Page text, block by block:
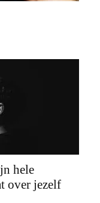
hele
over jezelf